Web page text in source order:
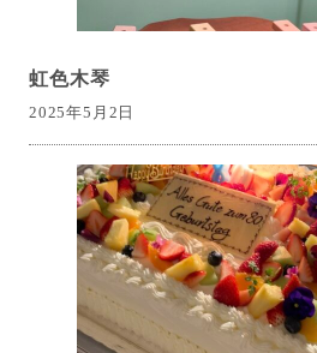
虹色木琴
2025年5月2日